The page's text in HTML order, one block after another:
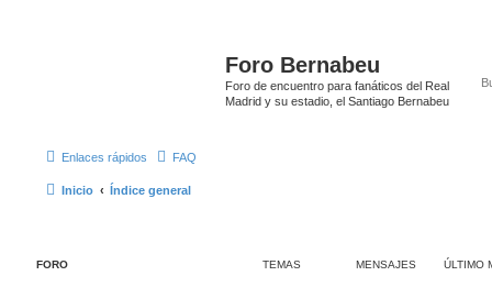
Foro Bernabeu
Foro de encuentro para fanáticos del Real
Madrid y su estadio, el Santiago Bernabeu
Enlaces rápidos FAQ
Inicio Índice general
FORO TEMAS MENSAJES ÚLTIMO